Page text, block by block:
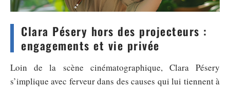
Clara Pésery hors des projecteurs :
engagements et vie privée
Loin de la scène cinématographique, Clara Pésery
s’implique avec ferveur dans des causes qui lui tiennent à